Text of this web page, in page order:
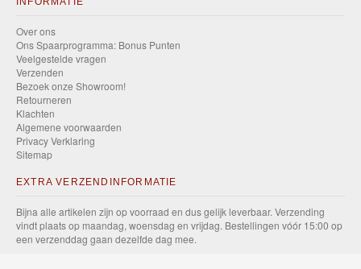
Over ons
Ons Spaarprogramma: Bonus Punten
Veelgestelde vragen
Verzenden
Bezoek onze Showroom!
Retourneren
Klachten
Algemene voorwaarden
Privacy Verklaring
Sitemap
EXTRA VERZENDINFORMATIE
Bijna alle artikelen zijn op voorraad en dus gelijk leverbaar. Verzending
vindt plaats op maandag, woensdag en vrijdag. Bestellingen vóór 15:00 op
een verzenddag gaan dezelfde dag mee.